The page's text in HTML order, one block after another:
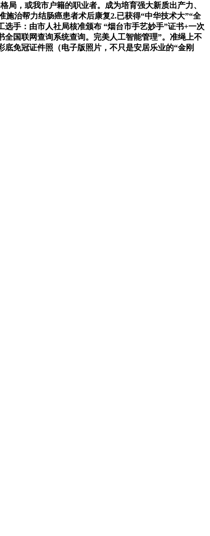
局，或我市户籍的职业者。成为培育强大新质出产力、
治帮力结肠癌患者术后康复2.已获得“中华技术大”“全
手：由市人社局核准颁布 “烟台市手艺妙手”证书+一次
全国联网查询系统查询。完美人工智能管理”。准绳上不
免冠证件照（电子版照片，不只是安居乐业的“金刚